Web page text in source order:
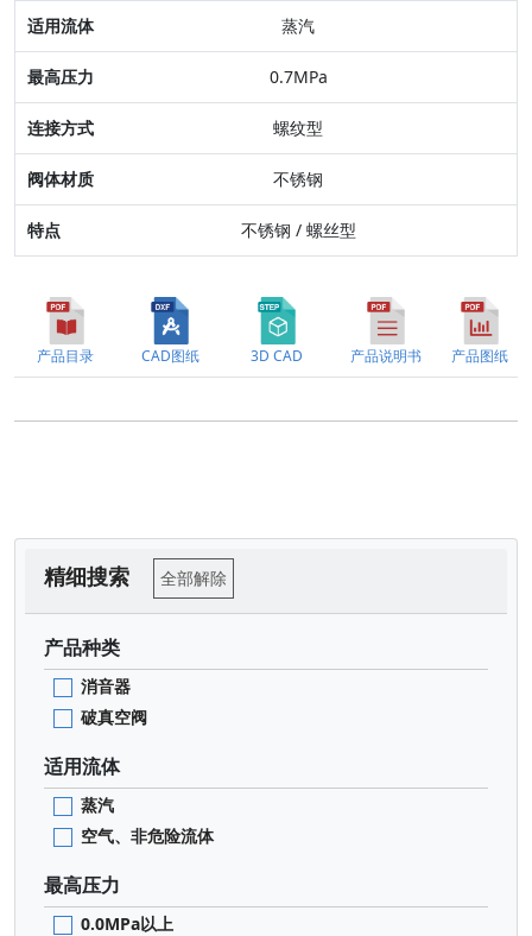
最高压力
连接方式
阀体材质
特点
蒸汽
0.7MPa
螺纹型
不锈钢
不锈钢 / 螺丝型
产品目录 CAD图纸 3D CAD 产品说明书 产品图纸
精细搜索 全部解除
产品种类
消音器
破真空阀
适用流体
蒸汽
空气、非危险流体
最高压力
0.0MPa以上